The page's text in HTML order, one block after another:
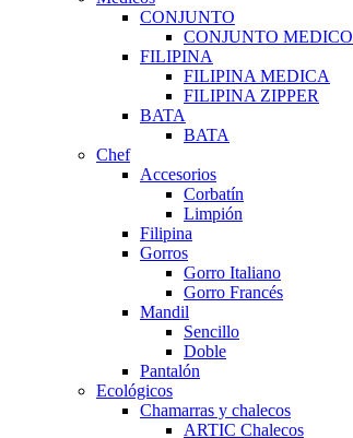
CONJUNTO
CONJUNTO MEDICO
FILIPINA
FILIPINA MEDICA
FILIPINA ZIPPER
BATA
BATA
Chef
Accesorios
Corbatín
Limpión
Filipina
Gorros
Gorro Italiano
Gorro Francés
Mandil
Sencillo
Doble
Pantalón
Ecológicos
Chamarras y chalecos
ARTIC Chalecos